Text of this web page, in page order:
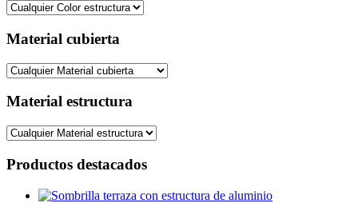
Material cubierta
Material estructura
Productos destacados